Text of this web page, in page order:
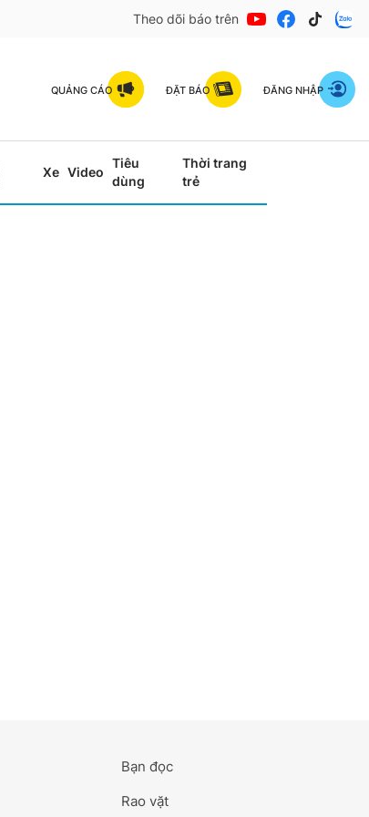
Theo dõi báo trên
QUẢNG CÁO ĐẶT BÁO ĐĂNG NHẬP
Xe Video
Tiêu
dùng
Thời trang
trẻ
Bạn đọc
Rao vặt